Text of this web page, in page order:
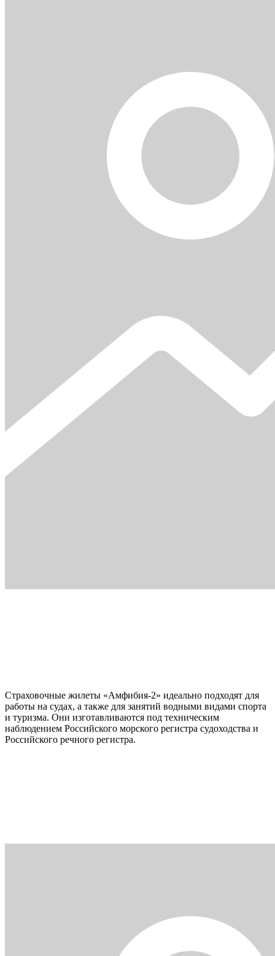
Страховочные жилеты «Амфибия-2» идеально подходят для
работы на судах, а также для занятий водными видами спорта
и туризма. Они изготавливаются под техническим
наблюдением Российского морского регистра судоходства и
Российского речного регистра.